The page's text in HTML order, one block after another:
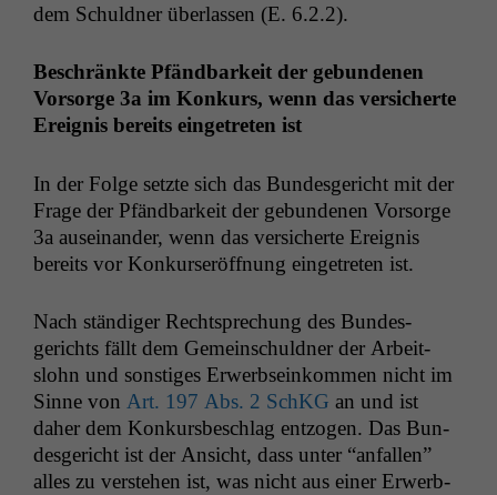
dem Schuld­ner über­lassen (E. 6.2.2).
Beschränk­te Pfänd­barkeit der gebun­de­nen
Vor­sorge 3a im Konkurs, wenn das ver­sicherte
Ereig­nis bere­its einge­treten ist
In der Folge set­zte sich das Bun­des­gericht mit der
Frage der Pfänd­barkeit der gebun­de­nen Vor­sorge
3a auseinan­der, wenn das ver­sicherte Ereig­nis
bere­its vor Konkurs­eröff­nung einge­treten ist.
Nach ständi­ger Recht­sprechung des Bun­des­
gerichts fällt dem Gemein­schuld­ner der Arbeit­
slohn und son­stiges Erwerb­seinkom­men nicht im
Sinne von Art. 197 Abs. 2 SchKG an und ist
daher dem Konkurs­beschlag ent­zo­gen. Das Bun­
des­gericht ist der Ansicht, dass unter “anfall­en”
alles zu ver­ste­hen ist, was nicht aus ein­er Erwerb­